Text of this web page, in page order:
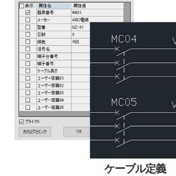
ケーブル定義